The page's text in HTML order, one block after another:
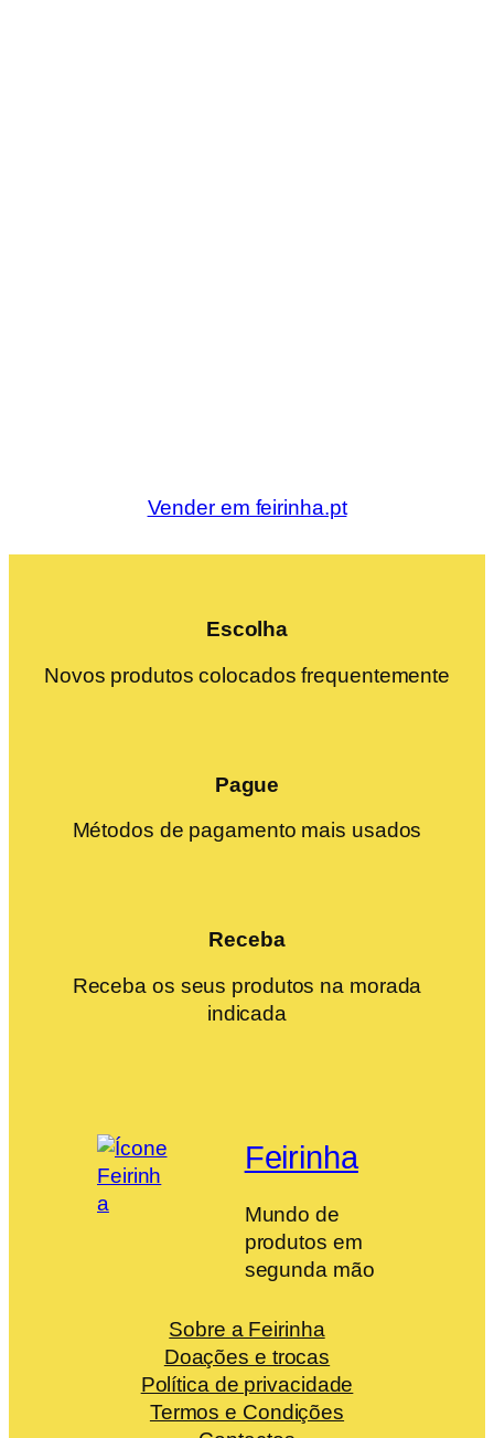
Vender em feirinha.pt
Escolha
Novos produtos colocados frequentemente
Pague
Métodos de pagamento mais usados
Receba
Receba os seus produtos na morada
indicada
Feirinha
Mundo de
produtos em
segunda mão
Sobre a Feirinha
Doações e trocas
Política de privacidade
Termos e Condições